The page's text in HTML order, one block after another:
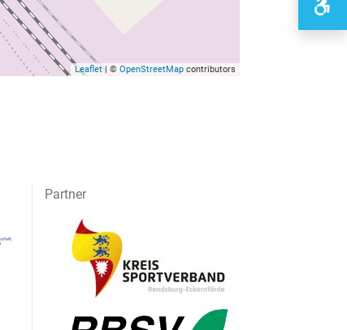
Leaflet | © OpenStreetMap contributors
Partner